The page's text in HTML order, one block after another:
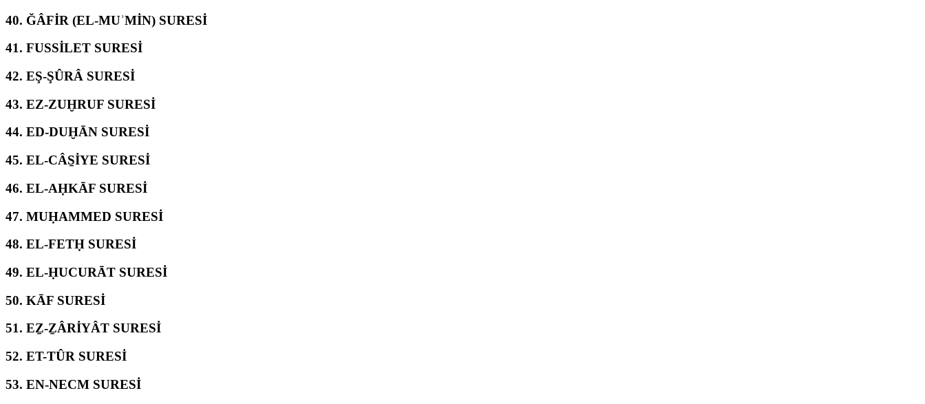
40. ĞÂFİR (EL-MUʾMİN) SURESİ
41. FUSSİLET SURESİ
42. EŞ-ŞÛRÂ SURESİ
43. EZ-ZUḪRUF SURESİ
44. ED-DUḪĀN SURESİ
45. EL-CÂS̱İYE SURESİ
46. EL-AḤKĀF SURESİ
47. MUḤAMMED SURESİ
48. EL-FETḤ SURESİ
49. EL-ḤUCURĀT SURESİ
50. KĀF SURESİ
51. EẔ-ẔÂRİYÂT SURESİ
52. ET-TÛR SURESİ
53. EN-NECM SURESİ